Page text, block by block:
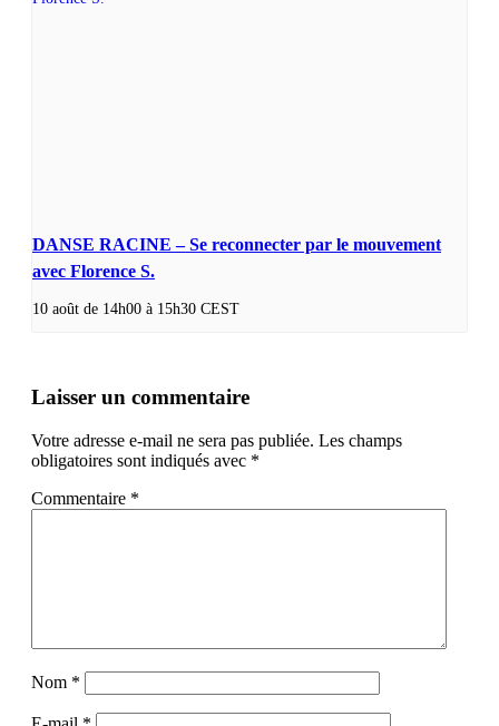
DANSE RACINE – Se reconnecter par le mouvement
avec Florence S.
10 août de 14h00 à 15h30 CEST
Laisser un commentaire
Votre adresse e-mail ne sera pas publiée. Les champs
obligatoires sont indiqués avec *
Commentaire *
Nom *